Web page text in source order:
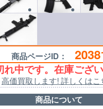
商品ページID：
れ中です。在庫ござい
高価買取します! 詳しくはこ
商品について